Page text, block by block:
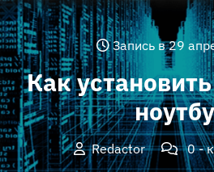
Запись в 29
Как
Redactor
0 -